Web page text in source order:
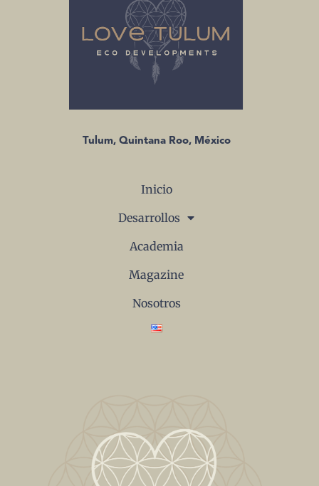
Tulum, Quintana Roo, México
Inicio
Desarrollos
Academia
Magazine
Nosotros